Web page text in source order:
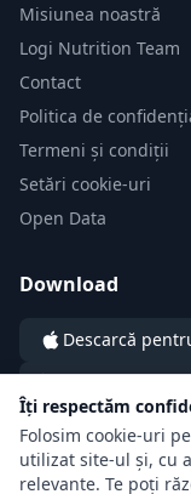
Misiunea noastră
Logi Nutrition Team
Contact
Politica de
Termeni și condiții
Setări cookie-uri
Open Data
Download
Descarcă
Descarcă
Îți respectăm
Folosim cookie-uri
utilizat site-ul și, cu
relevante. Te poți